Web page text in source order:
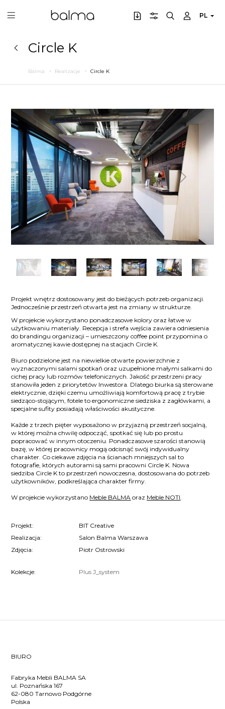
PL
Circle K
Balma Realizacje Circle K
Poprzedni Następny
Projekt wnętrz dostosowany jest do bieżących potrzeb organizacji.
Jednocześnie przestrzeń otwarta jest na zmiany w strukturze.
W projekcie wykorzystano ponadczasowe kolory oraz łatwe w
użytkowaniu materiały. Recepcja i strefa wejścia zawiera odniesienia
do brandingu organizacji – umieszczony coffee point przypomina o
aromatycznej kawie dostępnej na stacjach Circle K.
Biuro podzielone jest na niewielkie otwarte powierzchnie z
wyznaczonymi salami spotkań oraz uzupełnione małymi salkami do
cichej pracy lub rozmów telefonicznych. Jakość przestrzeni pracy
stanowiła jeden z priorytetów Inwestora. Dlatego biurka są sterowane
elektrycznie, dzięki czemu umożliwiają komfortową pracę z trybie
siedząco-stojącym, fotele to ergonomiczne siedziska z zagłówkami, a
specjalne sufity posiadają właściwości akustyczne.
Każde z trzech pięter wyposażono w przyjazną przestrzeń socjalną,
w której można chwilę odpocząć, spotkać się lub po prostu
popracować w innym otoczeniu. Ponadczasowe szarości stanowią
bazę, w której pracownicy mogą odcisnąć swój indywidualny
charakter. Co ciekawe zdjęcia na ścianach mniejszych sal to
fotografie, których autorami są sami pracowni Circle K. Nowa
siedziba Circle K to przestrzeń nowoczesna, dostosowana do potrzeb
użytkowników, podkreślająca charakter firmy.
W projekcie wykorzystano Meble BALMA oraz Meble NOTI.
Projekt:
BIT Creative
Realizacja:
Salon Balma Warszawa
Zdjęcia:
Piotr Ostrowski
Kolekcje: Plus J_system
BIURO
Fabryka Mebli BALMA SA
ul. Poznańska 167
62-080 Tarnowo Podgórne
Polska